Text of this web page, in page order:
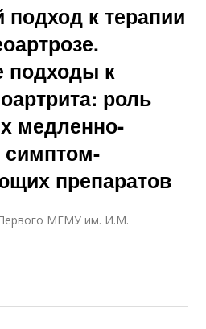
к терапии
подходы к
роль
медленно-
препаратов
МГМУ им. И.М.